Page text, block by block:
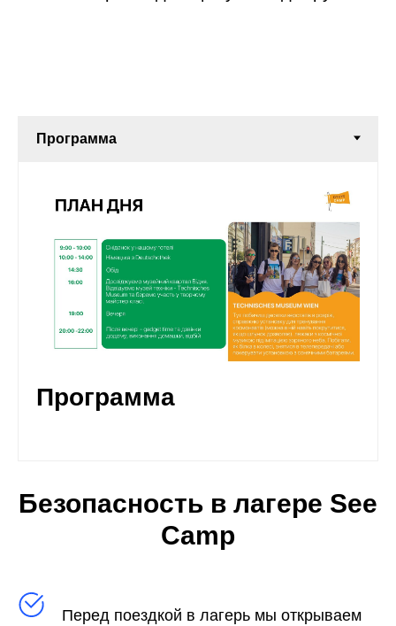
Программа
Безопасность в лагере See
Camp
Перед поездкой в лагерь мы открываем